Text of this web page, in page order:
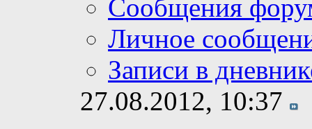
Сообщения
Личное
Записи в
27.08.2012, 10:37